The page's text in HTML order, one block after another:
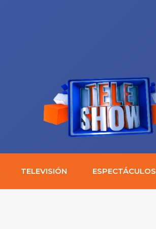
TELEVISIÓN ESPECTÁCULOS